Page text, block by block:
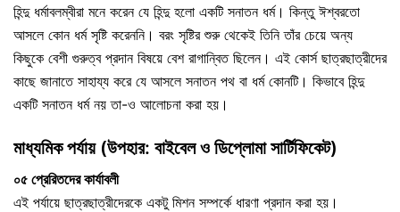
হিন্দু ধর্মাবলম্বীরা মনে করেন যে হিন্দু হলো একটি সনাতন ধর্ম। কিন্তু ঈশ্বরতো
আসলে কোন ধর্ম সৃষ্টি করেননি। বরং সৃষ্টির শুরু থেকেই তিনি তাঁর চেয়ে অন্য
কিছুকে বেশী গুরুত্ব প্রদান বিষয়ে বেশ রাগান্বিত ছিলেন। এই কোর্স ছাত্রছাত্রীদের
কাছে জানাতে সাহায্য করে যে আসলে সনাতন পথ বা ধর্ম কোনটি। কিভাবে হিন্দু
একটি সনাতন ধর্ম নয় তা-ও আলোচনা করা হয়।
মাধ্যমিক পর্যায় (উপহার: বাইবেল ও ডিপ্লোমা সার্টিফিকেট)
০৫ প্রেরিতদের কার্যাবলী
এই পর্যায়ে ছাত্রছাত্রীদেরকে একটু মিশন সম্পর্কে ধারণা প্রদান করা হয়।